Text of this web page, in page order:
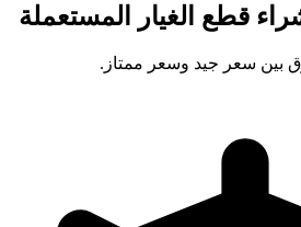
قطع الغيار المستعملة
بين سعر جيد وسعر ممتاز.